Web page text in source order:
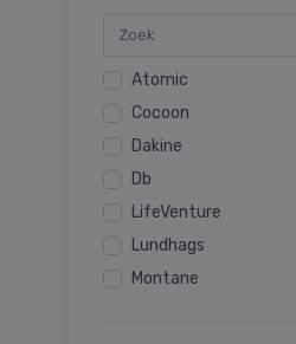
Atomic
Cocoon
Dakine
Db
LifeVenture
Lundhags
Montane